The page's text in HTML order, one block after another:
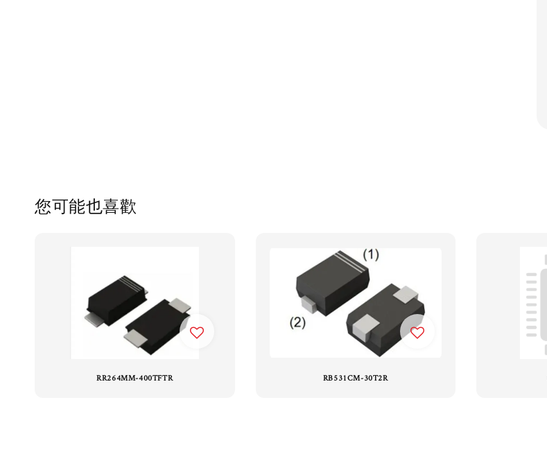
您可能也喜歡
RR264MM-400TFTR RB531CM-30T2R